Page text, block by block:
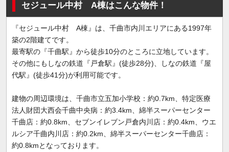
セジュール中村 A棟はこんな物件！
『セジュール中村 A棟』は、千曲市内川エリアにある1997年
築の2階建てです。
最寄駅の『千曲駅』から徒歩10分のところに立地しています。
その他にもしなの鉄道『戸倉駅』(徒歩28分)、しなの鉄道『屋
代駅』(徒歩41分)が利用可能です。
建物の周辺環境は、千曲市立五加小学校：約0.7km、特定医療
法人財団大西会千曲中央病：約3.4km、綿半スーパーセンター
千曲店：約0.8km、セブンイレブン戸倉内川店：約0.4km、ウエ
ルシア千曲内川店：約0.2km、綿半スーパーセンター千曲店：
約0.8kmとなっております。